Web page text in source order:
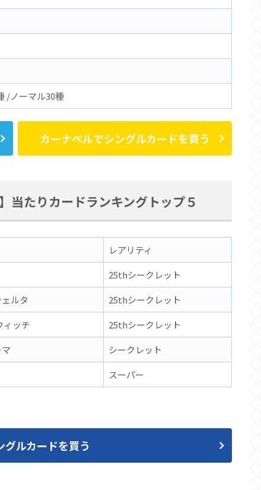
/ノーマル30種
カーナベルでシングルカードを買う
当たりカードランキングトップ５
レアリティ
25thシークレット
ルタ
25thシークレット
ッチ
25thシークレット
シークレット
スーパー
グルカードを買う